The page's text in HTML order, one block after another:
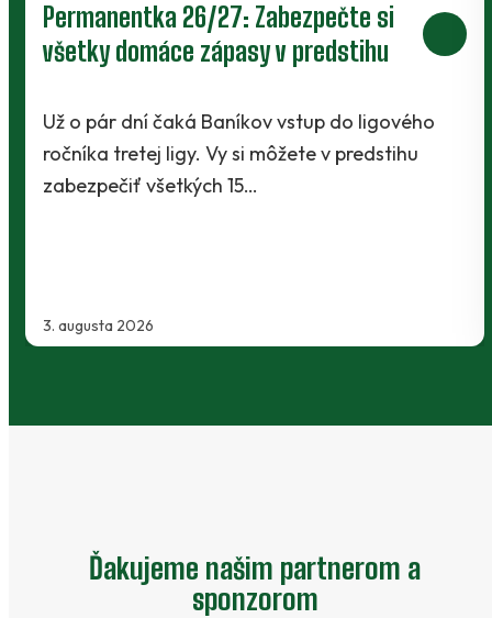
Prievidza postúpila do 2. kola pohára.
V Kanianke rozhodol z penalty v
2. augusta 2026
Baníci vstúpili do ostrej sezóny súbojom 1.
Slovnaft Cupu, keď vycestovali do neďalekej
Ďakujeme našim partnerom a
sponzorom